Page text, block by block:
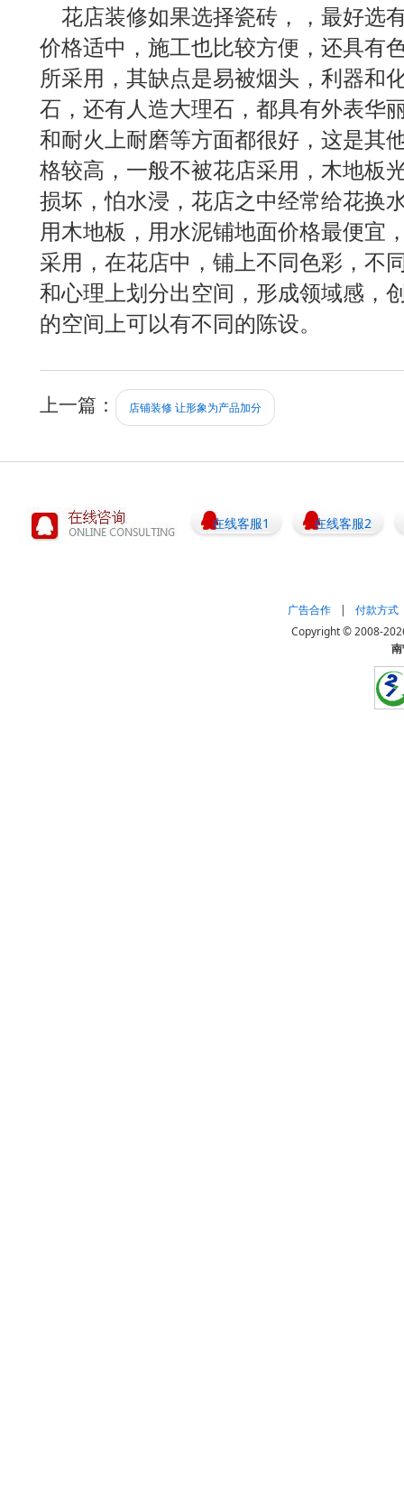
花店装修如果选择瓷砖，，最好选
价格适中，施工也比较方便，还具有
所采用，其缺点是易被烟头，利器和
石，还有人造大理石，都具有外表华
和耐火上耐磨等方面都很好，这是其
格较高，一般不被花店采用，木地板
损坏，怕水浸，花店之中经常给花换
用木地板，用水泥铺地面价格最便宜
采用，在花店中，铺上不同色彩，不
和心理上划分出空间，形成领域感，
的空间上可以有不同的陈设。
上一篇： 店铺装修 让形象为产品加分
在线客服1 在线客服2
广告合作 |
付款方式
Copyright © 2008-